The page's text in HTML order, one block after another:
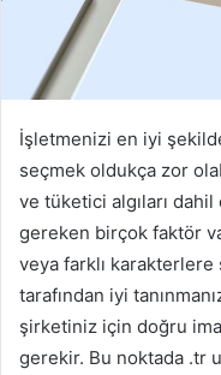
İşletmenizi en iyi
seçmek oldukça zor
ve tüketici algıları dahil
gereken birçok faktör
veya farklı
tarafından iyi
şirketiniz için doğru
gerekir. Bu noktada .tr